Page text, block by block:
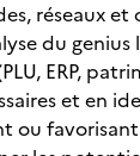
réseaux et
du
ERP,
et en
ou